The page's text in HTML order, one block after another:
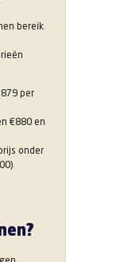
bereik
per
€880 en
onder